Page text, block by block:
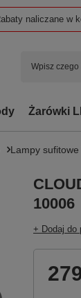
naliczane w
Żarówki
Lampy
10006
+ Dodaj do